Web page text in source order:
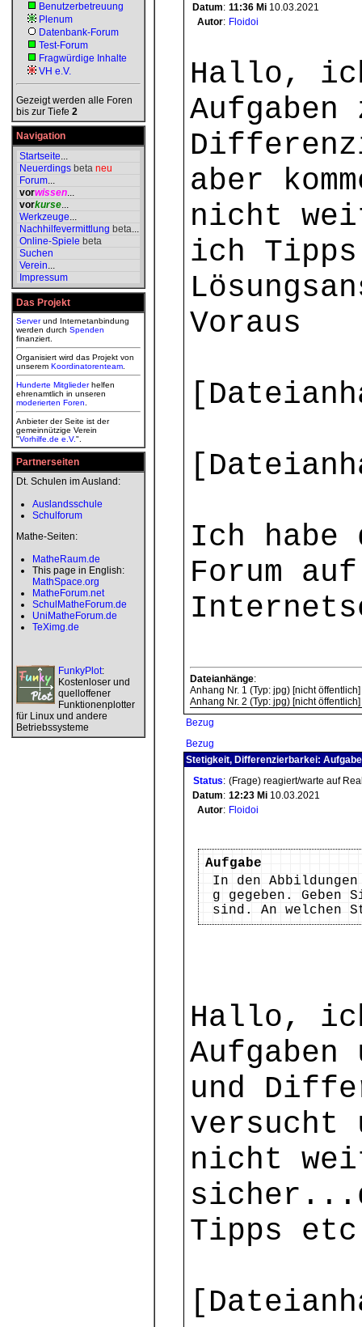
Benutzerbetreuung
Plenum
Datenbank-Forum
Test-Forum
Fragwürdige Inhalte
VH e.V.
Gezeigt werden alle Foren
bis zur Tiefe 2
Navigation
Startseite...
Neuerdings beta neu
Forum...
vorwissen...
vorkurse...
Werkzeuge...
Nachhilfevermittlung beta...
Online-Spiele beta
Suchen
Verein...
Impressum
Das Projekt
Serverund Internetanbindung
werden durch Spenden
finanziert.
Organisiert wird das Projekt von
unserem Koordinatorenteam
Hunderte Mitgliederhelfen
ehrenamtlich in unseren
moderierten Foren
Anbieter der Seite ist der
gemeinnützige Verein
"Vorhilfe.de e.V.".
Partnerseiten
Dt. Schulen im Ausland:
Auslandsschule
Schulforum
Mathe-Seiten:
MatheRaum.de
This page in English:
MathSpace.org
MatheForum.net
SchulMatheForum.de
UniMatheForum.de
TeXimg.de
FunkyPlot:
Kostenloser und
quelloffener
Funktionenplotter
für Linux und andere
Betriebssysteme
Datum: 11:36 Mi 10.03.2021
Autor: Floidoi
Hallo,
aber
nicht
ich
Voraus
Ich habe
Forum
Dateianhänge:
Anhang Nr. 1 (Typ: jpg) [nicht öffentlich]
Anhang Nr. 2 (Typ: jpg) [nicht öffentlich]
Bezug
Bezug
Stetigkeit, Differenzierbarkei:
Status: (Frage) reagiert/warte auf
Datum: 12:23 Mi 10.03.2021
Autor: Floidoi
Aufgabe
In den
g gegeben.
sind. An welchen
Hallo,
und
versucht
nicht
Tipps